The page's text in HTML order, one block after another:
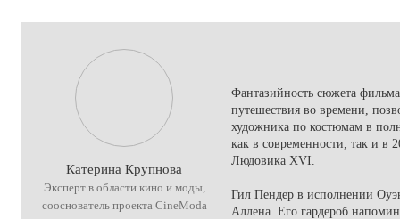
Катерина Крупнова
Эксперт в области кино и моды,
сооснователь проекта CineModa
Фантазийность сюжета
путешествия во времени,
художника по костюмам в
как в современности, так и в
Людовика XVI.
Гил Пендер в исполнении
Аллена. Его гардероб